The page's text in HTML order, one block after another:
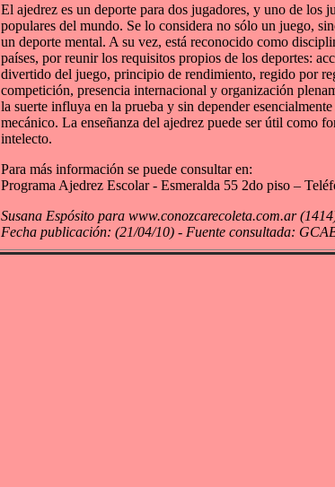
El ajedrez es un deporte para dos jugadores, y uno de los
populares del mundo. Se lo considera no sólo un juego,
un deporte mental. A su vez, está reconocido como
países, por reunir los requisitos propios de los deportes:
divertido del juego, principio de rendimiento, regido por
competición, presencia internacional y organización
la suerte influya en la prueba y sin depender
mecánico. La enseñanza del ajedrez puede ser útil como
intelecto.
Para más información se puede consultar en:
Programa Ajedrez Escolar - Esmeralda 55 2do piso –
Susana Espósito para www.conozcarecoleta.com.ar
Fecha publicación: (21/04/10) - Fuente consultada: